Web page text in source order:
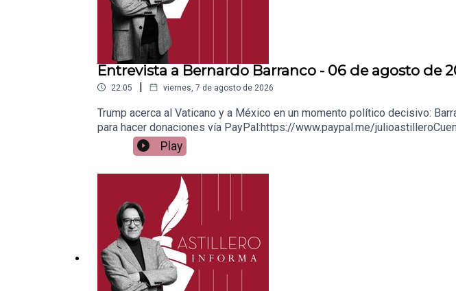
Entrevista a Bernardo Barranco - 06 de agosto de
22:05 | viernes, 7 de agosto de 2026
Trump acerca al Vaticano y a México en un momento político decisivo:
para hacer donaciones vía PayPal:https://www.paypal.me/
1539408017CLABE: 012 320 01539408017 2Tienda:https://
Play